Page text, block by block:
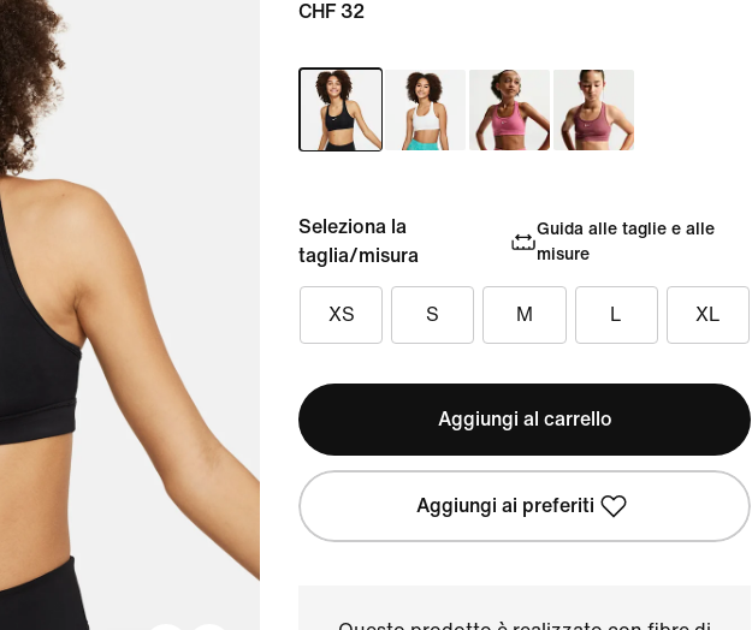
CHF 32
Seleziona la
taglia/misura
Guida alle taglie e alle
misure
XS S M L XL
Aggiungi al carrello
Aggiungi ai preferiti